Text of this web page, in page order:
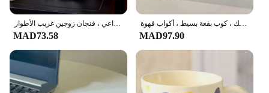
MAD73.58
كوب دقيق الشوفان والحليب بحبر رش ، كوب ماء منزلي كوري ، كوب سيراميك ، كوب بقعة بسيط ، أكواب قهوة
MAD97.90